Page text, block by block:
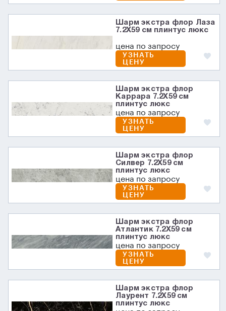
Шарм экстра флор Лаза
7.2X59 см плинтус люкс
цена по запросу
УЗНАТЬ
ЦЕНУ
Шарм экстра флор
Каррара 7.2X59 см
плинтус люкс
цена по запросу
УЗНАТЬ
ЦЕНУ
Шарм экстра флор
Силвер 7.2X59 см
плинтус люкс
цена по запросу
УЗНАТЬ
ЦЕНУ
Шарм экстра флор
Атлантик 7.2X59 см
плинтус люкс
цена по запросу
УЗНАТЬ
ЦЕНУ
Шарм экстра флор
Лаурент 7.2X59 см
плинтус люкс